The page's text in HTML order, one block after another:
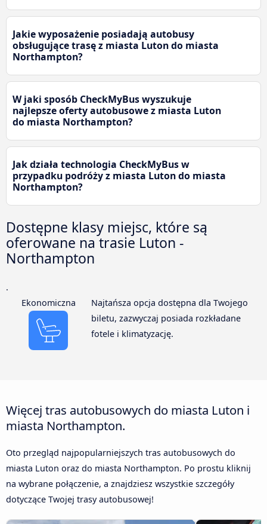
Jakie wyposażenie posiadają autobusy
obsługujące trasę z miasta Luton do miasta
Northampton?
W jaki sposób CheckMyBus wyszukuje
najlepsze oferty autobusowe z miasta Luton
do miasta Northampton?
Jak działa technologia CheckMyBus w
przypadku podróży z miasta Luton do miasta
Northampton?
Dostępne klasy miejsc, które są
oferowane na trasie Luton -
Northampton
.
Ekonomiczna
Najtańsza opcja dostępna dla Twojego
biletu, zazwyczaj posiada rozkładane
fotele i klimatyzację.
Więcej tras autobusowych do miasta Luton i
miasta Northampton.
Oto przegląd najpopularniejszych tras autobusowych do
miasta Luton oraz do miasta Northampton. Po prostu kliknij
na wybrane połączenie, a znajdziesz wszystkie szczegóły
dotyczące Twojej trasy autobusowej!